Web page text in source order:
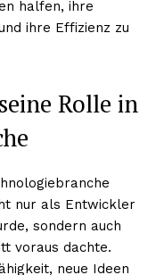
halfen, ihre
ihre Effizienz zu
Rolle in
nur als Entwickler
sondern auch
voraus dachte.
neue Ideen